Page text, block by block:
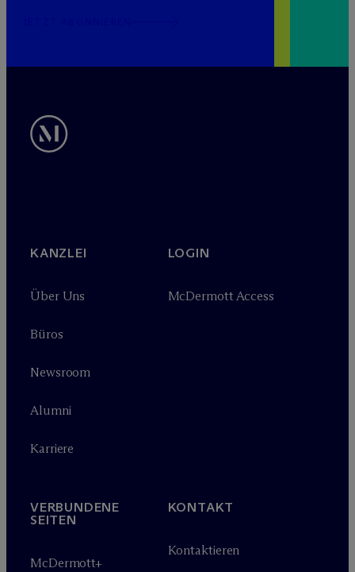
KANZLEI
Über Uns
Büros
Newsroom
Alumni
Karriere
LOGIN
McDermott Access
VERBUNDENE
SEITEN
McDermott+
KONTAKT
Kontaktieren